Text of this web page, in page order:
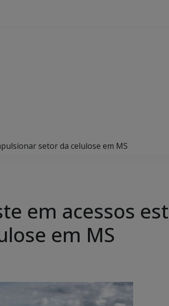
setor da celulose em MS
em acessos
em MS